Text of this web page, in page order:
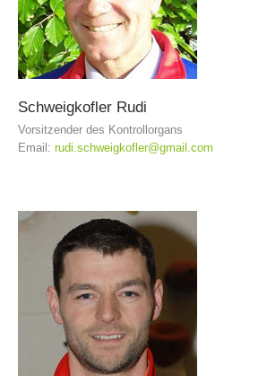
Schweigkofler Rudi
Vorsitzender des Kontrollorgans
Email: rudi.schweigkofler@gmail.com